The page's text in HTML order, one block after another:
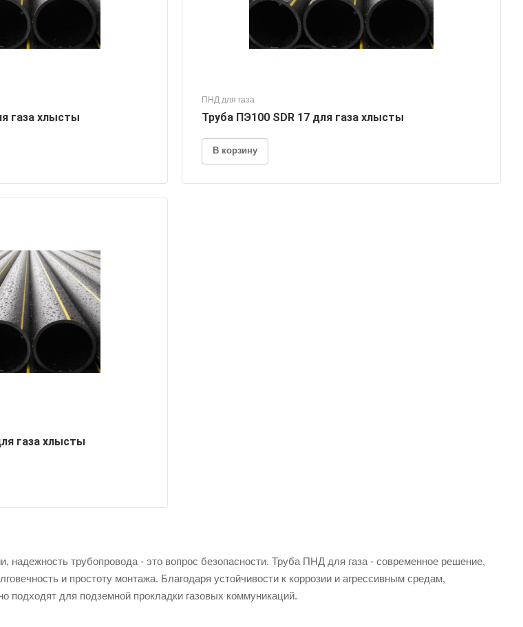
газа хлысты
ПНД для газа
Труба ПЭ100 SDR 17 для газа хлысты
В корзину
газа хлысты
надежность трубопровода - это вопрос безопасности. Труба ПНД для газа - современное решение,
и простоту монтажа. Благодаря устойчивости к коррозии и агрессивным средам,
подходят для подземной прокладки газовых коммуникаций.